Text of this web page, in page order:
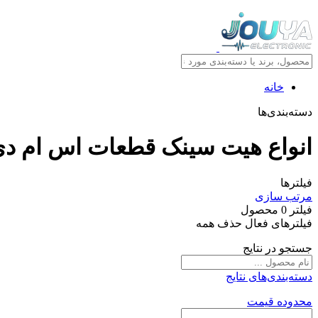
خانه
دسته‌بندی‌ها
انواع هیت سینک قطعات اس ام
فیلترها
مرتب سازی
فیلتر 0 محصول
فیلترهای فعال حذف همه
جستجو در نتایج
دسته‌بندی‌های نتایج
محدوده قیمت